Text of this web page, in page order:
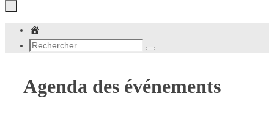
Passer
Recherche
Rechercher
Agenda des événements